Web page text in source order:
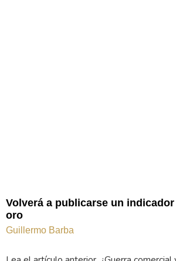
Volverá a publicarse un indicador
oro
Guillermo Barba